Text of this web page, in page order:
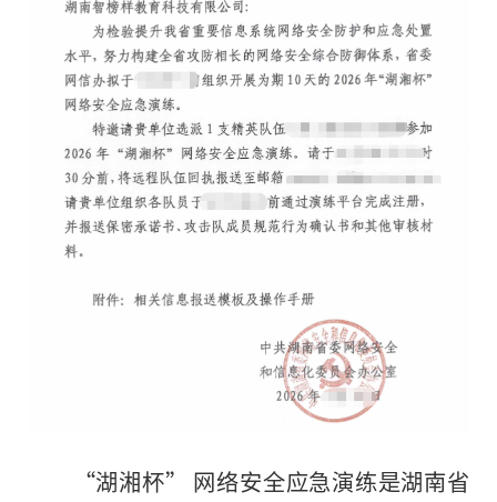
“湖湘杯” 网络安全应急演练是湖南省